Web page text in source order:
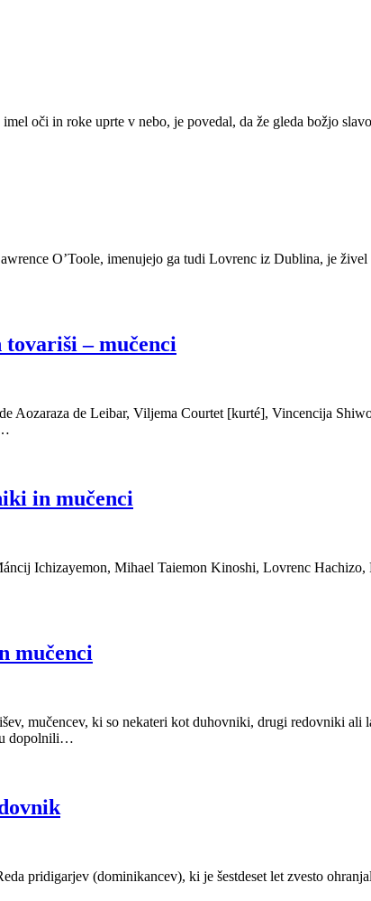
oči in roke uprte v nebo, je povedal, da že gleda božjo
O’Toole, imenujejo ga tudi Lovrenc iz Dublina, je
tovariši – mučenci
Aozaraza de Leibar, Viljema Courtet [kurté], Vincencija
in mučenci
Ichizayemon, Mihael Taiemon Kinoshi, Lovrenc
mučenci
mučencev, ki so nekateri kot duhovniki, drugi redovniki
dopolnili…
pridigarjev (dominikancev), ki je šestdeset let zvesto